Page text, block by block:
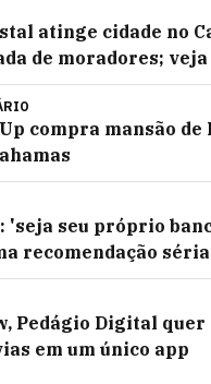
atinge cidade no
de moradores; veja
compra mansão de
'seja seu próprio
recomendação séria
Pedágio Digital
em um único app